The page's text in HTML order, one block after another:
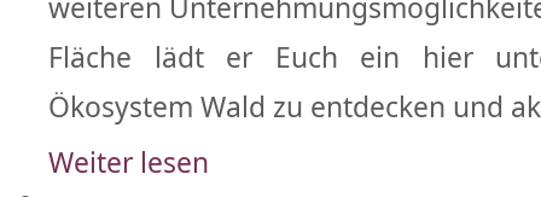
weiteren
Fläche lädt er Euch ein hier
Ökosystem Wald zu entdecken und
Weiter lesen